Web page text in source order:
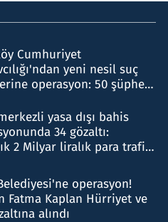
Cumhuriyet
yeni nesil suç
operasyon: 50 şüpheli
yasa dışı bahis
34 gözaltı:
2 Milyar liralık para trafiği
operasyon!
Fatma Kaplan Hürriyet ve
alındı